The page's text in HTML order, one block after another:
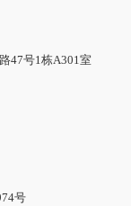
47号1栋A301室
号